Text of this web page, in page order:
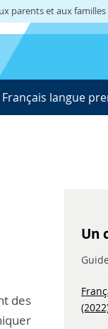
parents et aux familles
Français langue
des
Un